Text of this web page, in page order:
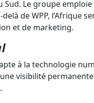
Le groupe emploie
de WPP, l’Afrique
et de marketing.
à la technologie
visibilité